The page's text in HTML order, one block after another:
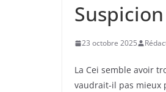
23 octobre 2025
La Cei semble avoir
vaudrait-il pas mieux